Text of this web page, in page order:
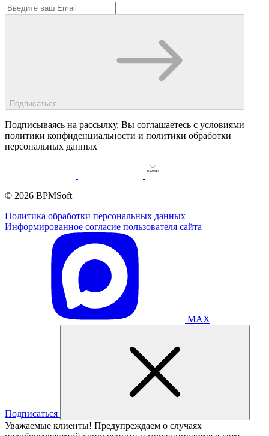
Подписаться
Подписываясь на рассылку, Вы соглашаетесь c условиями
политики конфиденциальности и политики обработки
персональных данных
© 2026 BPMSoft
Политика обработки персональных данных
Информированное согласие пользователя сайта
MAX
Подписаться
Уважаемые клиенты! Предупреждаем о случаях